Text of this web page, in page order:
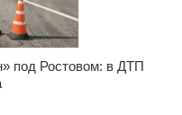
под Ростовом: в ДТП